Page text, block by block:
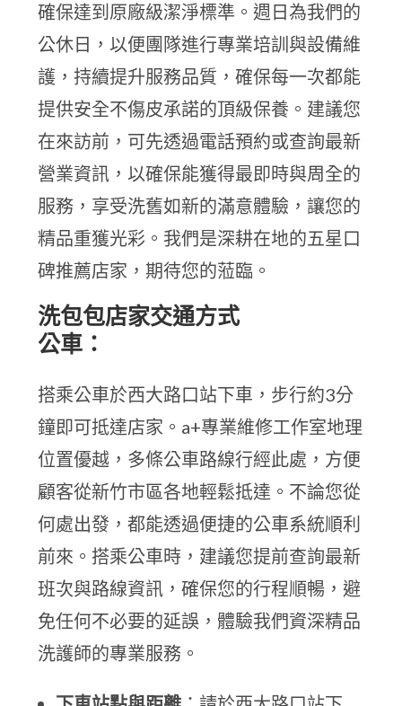
確保達到原廠級潔淨標準。週日為我們的
公休日，以便團隊進行專業培訓與設備維
護，持續提升服務品質，確保每一次都能
提供安全不傷皮承諾的頂級保養。建議您
在來訪前，可先透過電話預約或查詢最新
營業資訊，以確保能獲得最即時與周全的
服務，享受洗舊如新的滿意體驗，讓您的
精品重獲光彩。我們是深耕在地的五星口
碑推薦店家，期待您的蒞臨。
洗包包店家交通方式
公車：
搭乘公車於西大路口站下車，步行約3分
鐘即可抵達店家。a+專業維修工作室地理
位置優越，多條公車路線行經此處，方便
顧客從新竹市區各地輕鬆抵達。不論您從
何處出發，都能透過便捷的公車系統順利
前來。搭乘公車時，建議您提前查詢最新
班次與路線資訊，確保您的行程順暢，避
免任何不必要的延誤，體驗我們資深精品
洗護師的專業服務。